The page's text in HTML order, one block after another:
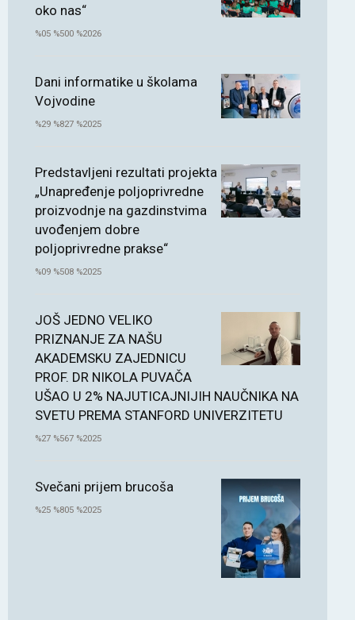
oko nas“
%05 %500 %2026
Dani informatike u školama
Vojvodine
%29 %827 %2025
Predstavljeni rezultati projekta
„Unapređenje poljoprivredne
proizvodnje na gazdinstvima
uvođenjem dobre
poljoprivredne prakse“
%09 %508 %2025
JOŠ JEDNO VELIKO
PRIZNANJE ZA NAŠU
AKADEMSKU ZAJEDNICU
PROF. DR NIKOLA PUVAČA
UŠAO U 2% NAJUTICAJNIJIH NAUČNIKA NA
SVETU PREMA STANFORD UNIVERZITETU
%27 %567 %2025
Svečani prijem brucoša
%25 %805 %2025